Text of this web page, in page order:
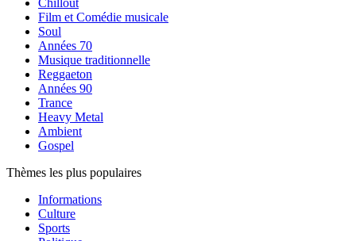
Chillout
Film et Comédie musicale
Soul
Années 70
Musique traditionnelle
Reggaeton
Années 90
Trance
Heavy Metal
Ambient
Gospel
Thèmes les plus populaires
Informations
Culture
Sports